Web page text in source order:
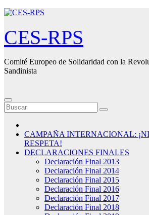
Saltar
contenido
CES-RPS
Comité Europeo de Solidaridad con la
Sandinista
CAMPAÑA INTERNACIONAL:
RESPETA!
DECLARACIONES FINALES
Declaración Final 2013
Declaración Final 2014
Declaración Final 2015
Declaración Final 2016
Declaración Final 2017
Declaración Final 2018